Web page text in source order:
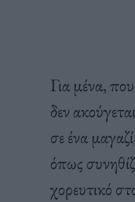
Για μένα,
δεν
σε ένα
όπως
χορευτικό